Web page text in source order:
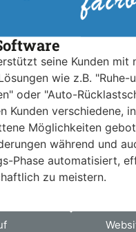
seine Kunden mit
wie z.B. "Ruhe-
oder "Auto-
Kunden verschiedene,
Möglichkeiten
während und
Phase automatisiert,
zu meistern.